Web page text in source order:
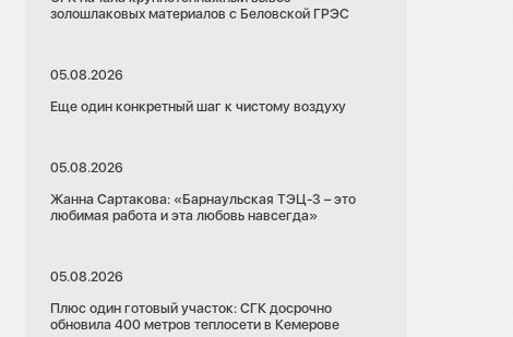
золошлаковых материалов с Беловской ГРЭС
05.08.2026
Еще один конкретный шаг к чистому воздуху
05.08.2026
Жанна Сартакова: «Барнаульская ТЭЦ-3 – это
любимая работа и эта любовь навсегда»
05.08.2026
Плюс один готовый участок: СГК досрочно
обновила 400 метров теплосети в Кемерове